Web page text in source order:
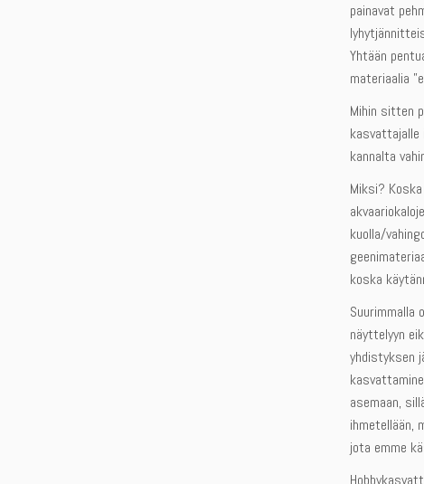
painavat
Yhtään
materiaalia
Mihin sitten
kasvattajalle
kannalta
Miksi?
kuolla/
koska
Suurimmalla
näyttelyyn
yhdistyksen
asemaan,
ihmetellään,
jota emme